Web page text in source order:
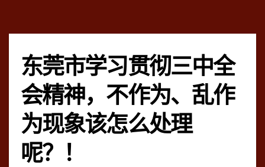
东莞市学习贯彻三中全
会精神，不作为、乱作
为现象该怎么处理
呢？！